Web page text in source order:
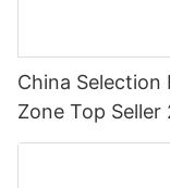
China Selection
Zone Top
esportes com